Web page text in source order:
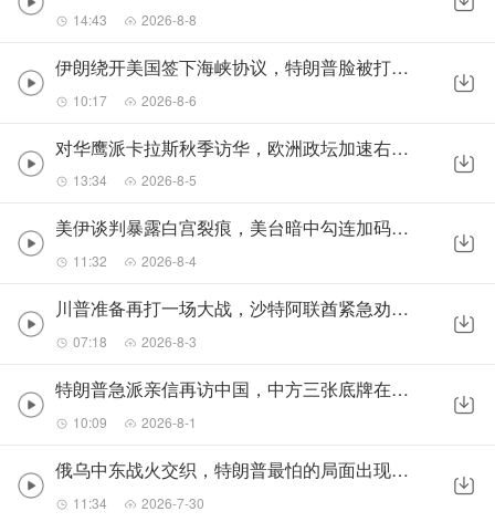
14:43 2026-8-8
伊朗绕开美国签下海峡协议，特朗普脸被打肿，不得不向中国低头
10:17 2026-8-6
对华鹰派卡拉斯秋季访华，欧洲政坛加速右转，中国反迎来新机遇？
13:34 2026-8-5
美伊谈判暴露白宫裂痕，美台暗中勾连加码，中国要做好两手准备
11:32 2026-8-4
川普准备再打一场大战，沙特阿联酋紧急劝停，美伊开启新一轮谈判
07:18 2026-8-3
特朗普急派亲信再访中国，中方三张底牌在手，美国该拿什么交换？
10:09 2026-8-1
俄乌中东战火交织，特朗普最怕的局面出现了，中国迎来关键落子
11:34 2026-7-30